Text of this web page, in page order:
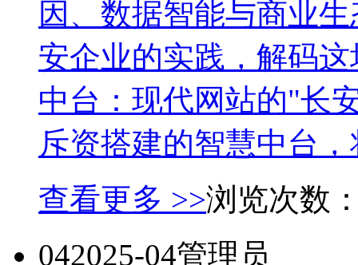
因、数据智能与商业
安企业的实践，解码
中台：现代网站的"长
斥资搭建的智慧中台
查看更多 >>浏览次数
042025-04管理员